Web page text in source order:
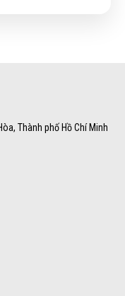
Thành phố Hồ Chí Minh